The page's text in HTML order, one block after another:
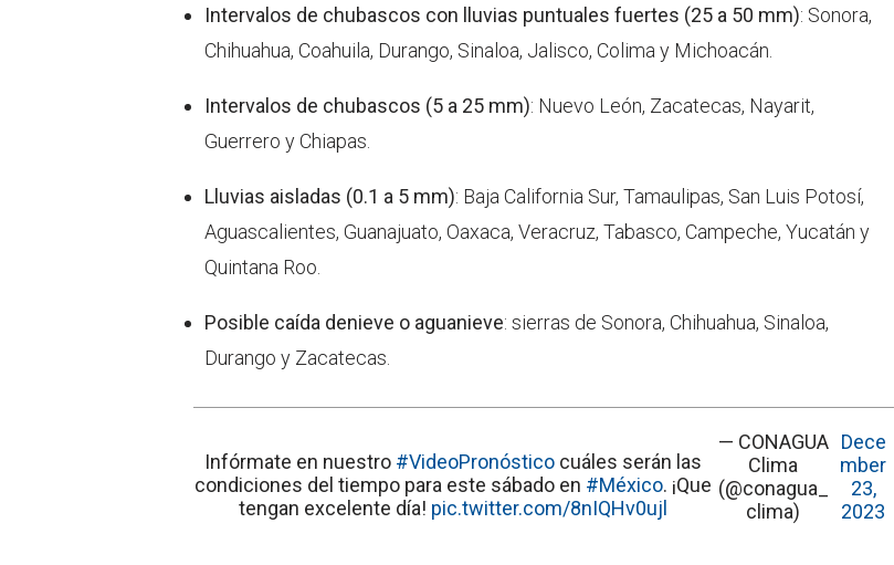
Intervalos de chubascos con lluvias puntuales fuertes (25 a 50 mm): Sonora,
Chihuahua, Coahuila, Durango, Sinaloa, Jalisco, Colima y Michoacán.
Intervalos de chubascos (5 a 25 mm): Nuevo León, Zacatecas, Nayarit,
Guerrero y Chiapas.
Lluvias aisladas (0.1 a 5 mm): Baja California Sur, Tamaulipas, San Luis Potosí,
Aguascalientes, Guanajuato, Oaxaca, Veracruz, Tabasco, Campeche, Yucatán y
Quintana Roo.
Posible caída denieve o aguanieve: sierras de Sonora, Chihuahua, Sinaloa,
Durango y Zacatecas.
Infórmate en nuestro #VideoPronóstico cuáles serán las
condiciones del tiempo para este sábado en #México. ¡Que
tengan excelente día! pic.twitter.com/8nIQHv0ujl
— CONAGUA
Clima
(@conagua_
clima)
Dece
mber
23,
2023